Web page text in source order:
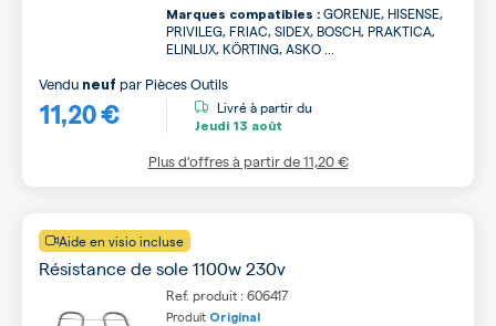
Marques compatibles : GORENJE, HISENSE,
PRIVILEG, FRIAC, SIDEX, BOSCH, PRAKTICA,
ELINLUX, KÖRTING, ASKO ...
11,20 €
Vendu neuf par Pièces Outils
Livré à partir du
Jeudi 13 août
Plus d’offres à partir de11,20 €
Aide en visio incluse
Résistance de sole 1100w 230v
Ref. produit : 606417
Produit Original